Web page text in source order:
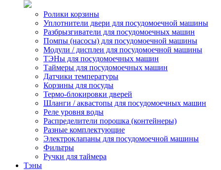
Ролики корзины
Уплотнители двери для посудомоечной машины
Разбрызгиватели для посудомоечных машин
Помпы (насосы) для посудомоечной машины
Модули / дисплеи для посудомоечной машины
ТЭНы для посудомоечных машин
Таймеры для посудомоечных машин
Датчики температуры
Корзины для посуды
Термо-блокировки дверей
Шланги / аквастопы для посудомоечных машин
Реле уровня воды
Распределители порошка (контейнеры)
Разные комплектующие
Электроклапаны для посудомоечной машины
Фильтры
Ручки для таймера
Тэны